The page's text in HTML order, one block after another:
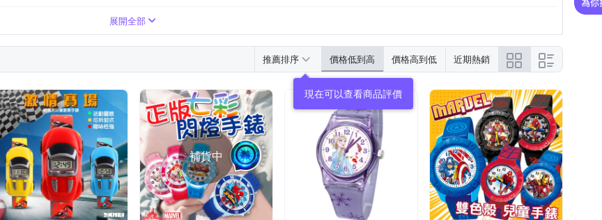
多色系
藍寶石水晶鏡面
橡膠/塑膠/矽膠/樹脂錶帶 皮革錶帶
無 蝴蝶釦
展開全部
推薦排序 價格低到高 價格高到低 近期熱銷
補貨中